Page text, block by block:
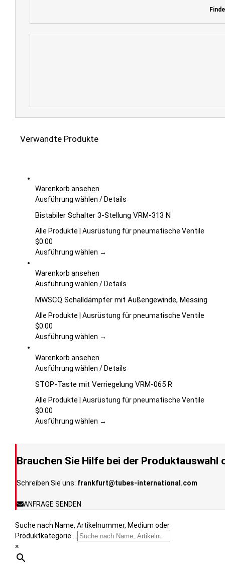
Verwandte Produkte
Warenkorb ansehen
Ausführung wählen Dieses
weist
mehrere
auf.
Optionen
können
der
Produktseite
werden
/Details
Bistabiler Schalter 3-Stellung VRM-313 N
Alle Produkte | Ausrüstung für pneumatische Ventile
$0.00
Ausführung wählen →
Warenkorb ansehen
Ausführung wählen Dieses
weist
mehrere
auf.
Optionen
können
der
Produktseite
werden
/Details
MWSCQ Schalldämpfer mit Außengewinde, Messing
Alle Produkte | Ausrüstung für pneumatische Ventile
$0.00
Ausführung wählen →
Warenkorb ansehen
Ausführung wählen Dieses
weist
mehrere
auf.
auf
Produktseite
/Details
STOP-Taste mit Verriegelung VRM-065 R
Alle Produkte | Ausrüstung für pneumatische Ventile
$0.00
Ausführung wählen →
Brauchen Sie Hilfe bei der
Schreiben Sie uns: frankfurt@tubes-international.com
ANFRAGE SENDEN
Suche nach Name, Artikelnummer, Medium oder
Produktkategorie ...
×